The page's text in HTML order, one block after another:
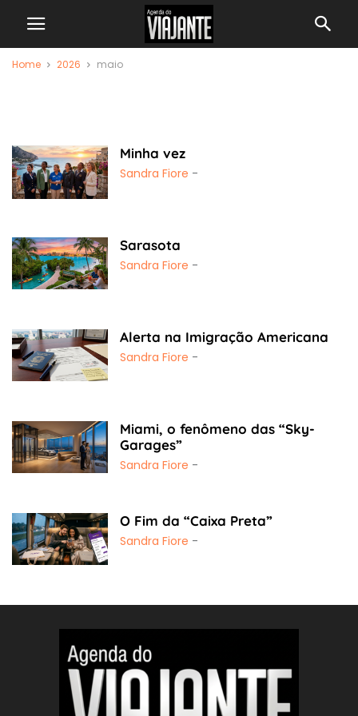
Home 2026 maio
Minha vez
Sandra Fiore -
Sarasota
Sandra Fiore -
Alerta na Imigração Americana
Sandra Fiore -
Miami, o fenômeno das “Sky-
Garages”
Sandra Fiore -
O Fim da “Caixa Preta”
Sandra Fiore -